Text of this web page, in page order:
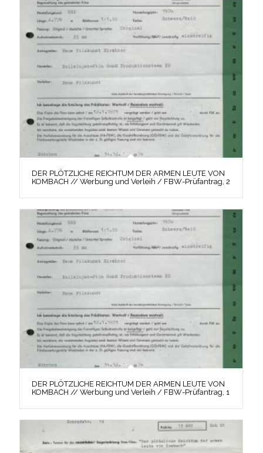
DER PLÖTZLICHE REICHTUM DER ARMEN LEUTE VON
KOMBACH // Werbung und Verleih / FBW-Prüfantrag, 2
DER PLÖTZLICHE REICHTUM DER ARMEN LEUTE VON
KOMBACH // Werbung und Verleih / FBW-Prüfantrag, 1